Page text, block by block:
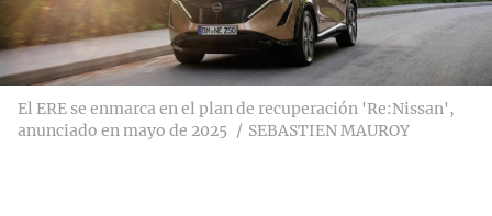
El ERE se enmarca en el plan de recuperación 'Re:Nissan',
anunciado en mayo de 2025
SEBASTIEN MAUROY